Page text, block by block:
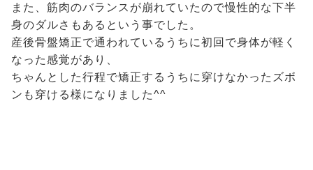
また、筋肉のバランスが崩れていたので慢性的な下半
身のダルさもあるという事でした。
産後骨盤矯正で通われているうちに初回で身体が軽く
なった感覚があり、
ちゃんとした行程で矯正するうちに穿けなかったズボ
ンも穿ける様になりました^^